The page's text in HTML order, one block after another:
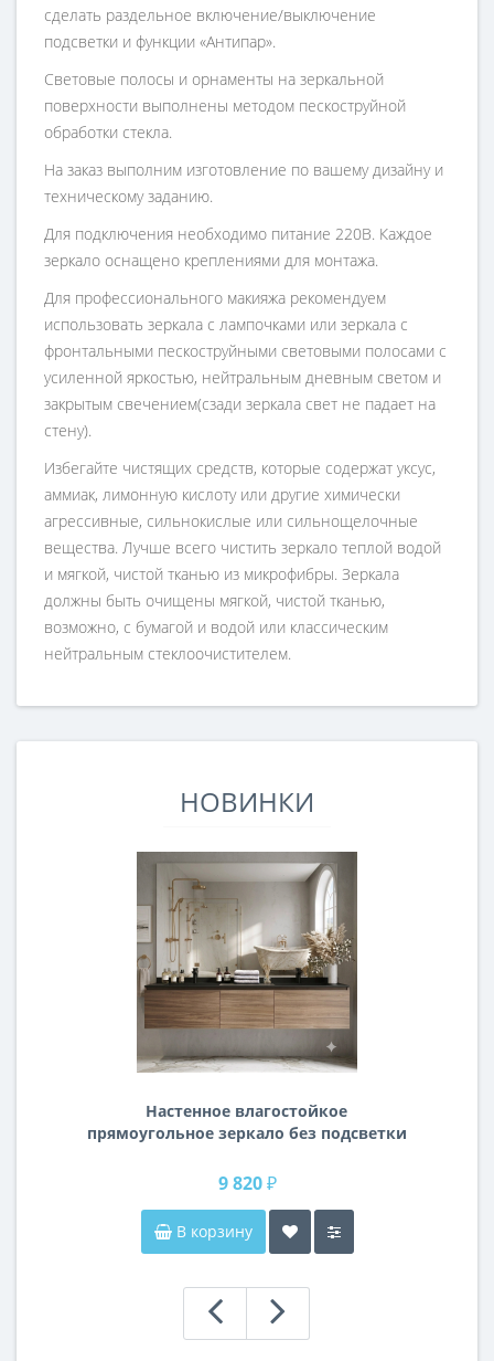
сделать раздельное включение/выключение
подсветки и функции «Антипар».
Световые полосы и орнаменты на зеркальной
поверхности выполнены методом пескоструйной
обработки стекла.
На заказ выполним изготовление по вашему дизайну и
техническому заданию.
Для подключения необходимо питание 220В. Каждое
зеркало оснащено креплениями для монтажа.
Для профессионального макияжа рекомендуем
использовать зеркала с лампочками или зеркала с
фронтальными пескоструйными световыми полосами с
усиленной яркостью, нейтральным дневным светом и
закрытым свечением(сзади зеркала свет не падает на
стену).
Избегайте чистящих средств, которые содержат уксус,
аммиак, лимонную кислоту или другие химически
агрессивные, сильнокислые или сильнощелочные
вещества. Лучше всего чистить зеркало теплой водой
и мягкой, чистой тканью из микрофибры. Зеркала
должны быть очищены мягкой, чистой тканью,
возможно, с бумагой и водой или классическим
нейтральным стеклоочистителем.
НОВИНКИ
Настенное влагостойкое
прямоугольное зеркало без подсветки
9 820 ₽
В корзину